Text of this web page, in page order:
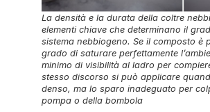
La densità e la durata della coltre
elementi chiave che determinano il
sistema nebbiogeno. Se il composto è
grado di saturare perfettamente
minimo di visibilità al ladro per
stesso discorso si può applicare
denso, ma lo sparo inadeguato per
pompa o della bombola